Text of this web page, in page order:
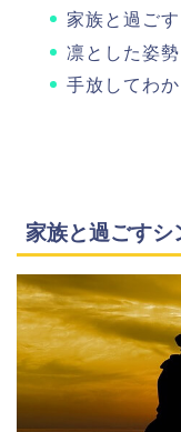
家族と過ご
凛とした姿勢
手放してわ
家族と過ごすシ